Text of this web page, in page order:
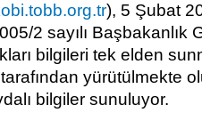
), 5 Şubat
2 sayılı Başbakanlık
bilgileri tek elden
tarafından yürütülmekte
bilgiler sunuluyor.